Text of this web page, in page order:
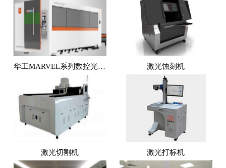
华工MARVEL系列数控光纤激光切割机 激光蚀刻机
激光切割机 激光打标机